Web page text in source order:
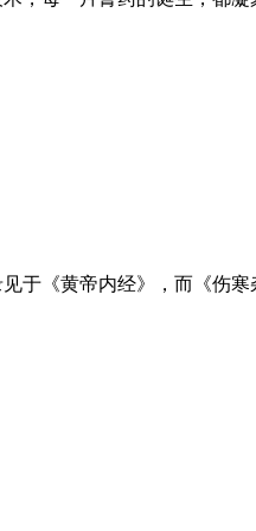
于《黄帝内经》，而《伤